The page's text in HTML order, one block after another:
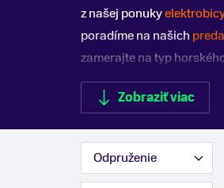
z našej ponuky
poradíme na našich
zamerajte na typ
motora, batérie, materiál,
Zobraziť viac
Odpruženie